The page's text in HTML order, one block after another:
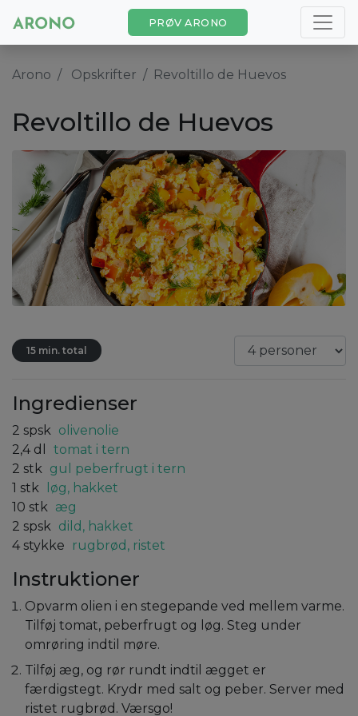
PRØV ARONO
Arono Opskrifter Revoltillo de Huevos
Revoltillo de Huevos
15 min. total
Ingredienser
2 spsk olivenolie
2,4 dl
tomat i tern
2 stk gul peberfrugt i tern
1 stk
løg, hakket
10 stk æg
2 spsk dild, hakket
4 stykke rugbrød, ristet
Instruktioner
Opvarm olien i en stegepande ved mellem varme.
Tilføj tomat, peberfrugt og løg. Steg under
omrøring indtil møre.
Tilføj æg, og rør rundt indtil ægget er
færdigstegt. Krydr med salt og peber. Server med
ristet rugbrød. Værsgo!